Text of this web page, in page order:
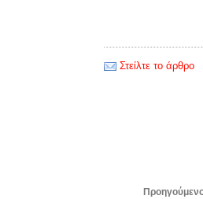
Στείλτε το άρθρο